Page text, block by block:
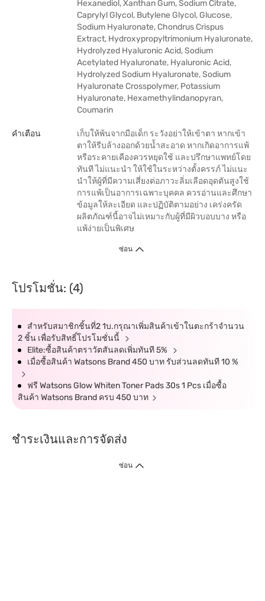
Hexanediol, Xanthan Gum, Sodium Citrate,
Caprylyl Glycol, Butylene Glycol, Glucose,
Sodium Hyaluronate, Chondrus Crispus
Extract, Hydroxypropyltrimonium Hyaluronate,
Hydrolyzed Hyaluronic Acid, Sodium
Acetylated Hyaluronate, Hyaluronic Acid,
Hydrolyzed Sodium Hyaluronate, Sodium
Hyaluronate Crosspolymer, Potassium
Hyaluronate, Hexamethylindanopyran,
Coumarin
คำเตือน
เก็บให้พ้นจากมือเด็ก ระวังอย่าให้เข้าตา หากเข้า
ตาให้รีบล้างออกด้วยนํ้าสะอาด หากเกิดอาการแพ้
หรือระคายเคืองควรหยุดใช้ และปรึกษาแพทย์โดย
ทันที ไม่แนะนํา ให้ใช้ในระหว่างตั้งครรภ์ ไม่แนะ
นําให้ผู้ที่มีความเสี่ยงต่อภาวะลิ่มเลือดอุดตันสูงใช้
การแพ้เป็นอาการเฉพาะบุคคล ควรอ่านและศึกษา
ข้อมูลให้ละเอียด และปฏิบัติตามอย่าง เคร่งครัด
ผลิตภัณฑ์นี้อาจไม่เหมาะกับผู้ที่มีผิวบอบบาง หรือ
แพ้ง่ายเป็นพิเศษ
ซ่อน
โปรโมชั่น: (4)
สำหรับสมาชิกชิ้นที่2 1บ.กรุณาเพิ่มสินค้าเข้าในตะกร้าจำนวน
2 ชิ้น เพื่อรับสิทธิ์โปรโมชั่นนี้
Elite:ซื้อสินค้าตราวัตสันลดเพิ่มทันที 5%
เมื่อซื้อสินค้า Watsons Brand 450 บาท รับส่วนลดทันที 10 %
ฟรี Watsons Glow Whiten Toner Pads 30s 1 Pcs เมื่อซื้อ
สินค้า Watsons Brand ครบ 450 บาท
ชำระเงินและการจัดส่ง
ซ่อน